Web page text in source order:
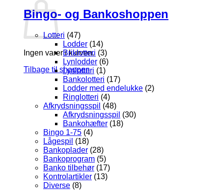
Ingen varer i kurven.
Tilbage til shoppen
Bingo- og Bankoshoppen
Lotteri (47)
Lodder (14)
Briklotteri (3)
Lynlodder (6)
Lynlotteri (1)
Bankolotteri (17)
Lodder med endelukke (2)
Ringlotteri (4)
Afkrydsningsspil (48)
Afkrydsningsspil (30)
Bankohæfter (18)
Bingo 1-75 (4)
Lågespil (18)
Bankoplader (28)
Bankoprogram (5)
Banko tilbehør (17)
Kontrolartikler (13)
Diverse (8)